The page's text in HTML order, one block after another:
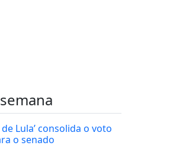
de Lula’ consolida o voto
o senado